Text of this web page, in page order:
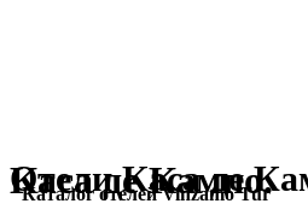
Каса де Кампо.
Каталог отелей Vinzamo Tur
Отели Каса де